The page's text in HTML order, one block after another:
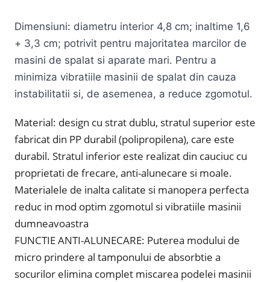
Dimensiuni: diametru interior 4,8 cm; inaltime 1,6
+ 3,3 cm; potrivit pentru majoritatea marcilor de
masini de spalat si aparate mari. Pentru a
minimiza vibratiile masinii de spalat din cauza
instabilitatii si, de asemenea, a reduce zgomotul.
Material: design cu strat dublu, stratul superior este
fabricat din PP durabil (polipropilena), care este
durabil. Stratul inferior este realizat din cauciuc cu
proprietati de frecare, anti-alunecare si moale.
Materialele de inalta calitate si manopera perfecta
reduc in mod optim zgomotul si vibratiile masinii
dumneavoastra
FUNCTIE ANTI-ALUNECARE: Puterea modului de
micro prindere al tamponului de absorbtie a
socurilor elimina complet miscarea podelei masinii